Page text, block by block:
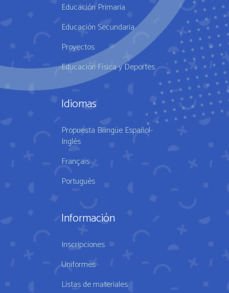
Educación Primaria
Educación Secundaria
Proyectos
Educación Física y Deportes
Idiomas
Propuesta Bilingüe Español-
Inglés
Français
Portugués
Información
Inscripciones
Uniformes
Listas de materiales